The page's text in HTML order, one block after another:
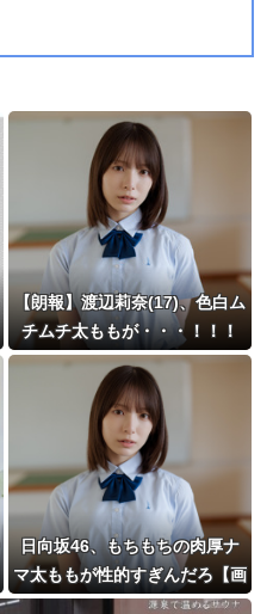
【朗報】渡辺莉奈(17)、色白ム
チムチ太ももが・・・！！！
日向坂46、もちもちの肉厚ナ
マ太ももが性的すぎんだろ【画
像】